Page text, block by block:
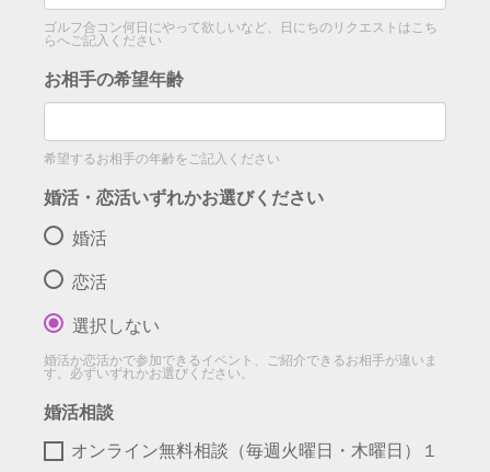
ゴルフ合コン何日にやって欲しいなど、日にちのリクエストはこち
らへご記入ください
お相手の希望年齢
希望するお相手の年齢をご記入ください
婚活・恋活いずれかお選びください
婚活
恋活
選択しない
婚活か恋活かで参加できるイベント、ご紹介できるお相手が違いま
す。必ずいずれかお選びください。
婚活相談
オンライン無料相談（毎週火曜日・木曜日）１